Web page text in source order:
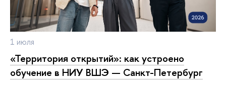
1 июля
«Территория открытий»: как устроено
обучение в НИУ ВШЭ — Санкт-Петербург